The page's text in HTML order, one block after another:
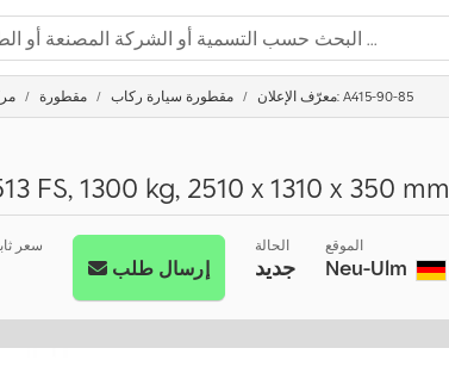
مقطورة مقطورة سيارة ركاب معرّف الإعلان: A415-90-85
FS, 1300 kg, 2510 x 1310 x 350 mm
سعر
إرسال طلب
الحالة
جديد
الموقع
Neu-Ulm